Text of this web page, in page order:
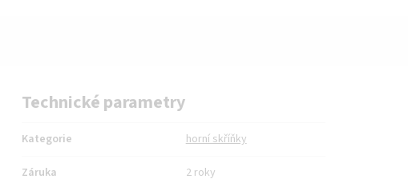
Technické parametry
Kategorie horní skříňky
Záruka 2 roky